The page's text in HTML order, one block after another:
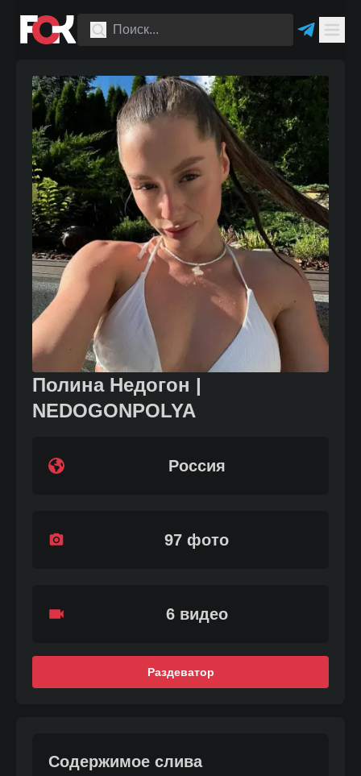
Полина Недогон |
NEDOGONPOLYA
Россия
97 фото
6видео
Раздеватор
Содержимое слива